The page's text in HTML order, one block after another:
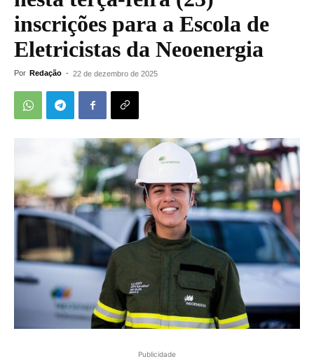
inscrições para a Escola de
Eletricistas da Neoenergia
Por Redação - 22 de dezembro de 2025
Publicidade